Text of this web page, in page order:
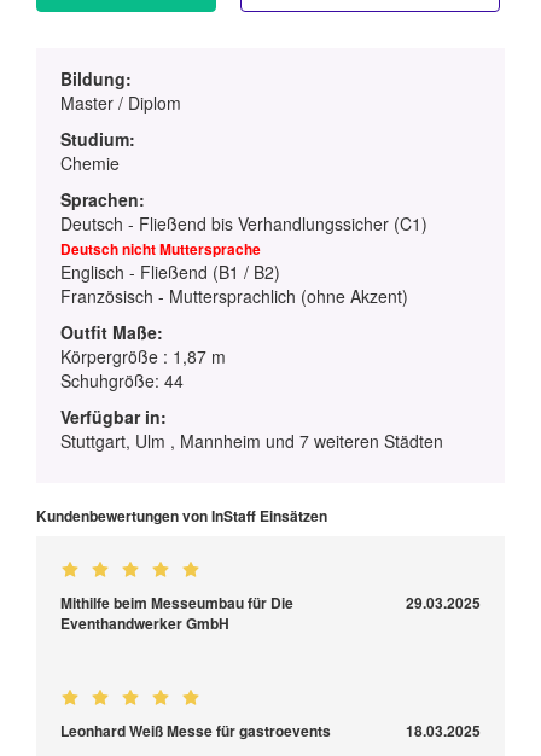
Bildung:
Master / Diplom
Studium:
Chemie
Sprachen:
Deutsch - Fließend bis Verhandlungssicher (C1)
Deutsch nicht Muttersprache
Englisch - Fließend (B1 / B2)
Französisch - Muttersprachlich (ohne Akzent)
Outfit Maße:
Körpergröße : 1,87 m
Schuhgröße: 44
Verfügbar in:
Stuttgart, Ulm , Mannheim und 7 weiteren Städten
Kundenbewertungen von InStaff Einsätzen
Mithilfe beim Messeumbau für Die
Eventhandwerker GmbH
29.03.2025
Leonhard Weiß Messe für gastroevents 18.03.2025